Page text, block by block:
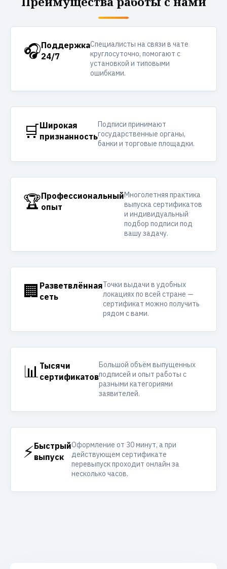
🎧Поддержка
24/7
Специалисты на связи в чате
круглосуточно, помогают с
установкой и типовыми
ошибками.
🛒Широкая
признанность
Подписи принимают
государственные органы,
банки и торговые площадки.
🏆Профессиональный
опыт
Многолетняя практика
выпуска сертификатов
и индивидуальный
подбор подписи под
вашу задачу.
🏢 Разветвлённая
сеть
Точки выдачи в удобных
локациях по всей стране —
сертификат можно получить
рядом с вами.
📊 Тысячи
сертификатов
Большой объём выпущенных
подписей и опыт работы с
разными категориями
заявителей.
⚡Быстрый
выпуск
Оформление от 30 минут, а при
действующем сертификате
перевыпуск проходит онлайн за
несколько часов.